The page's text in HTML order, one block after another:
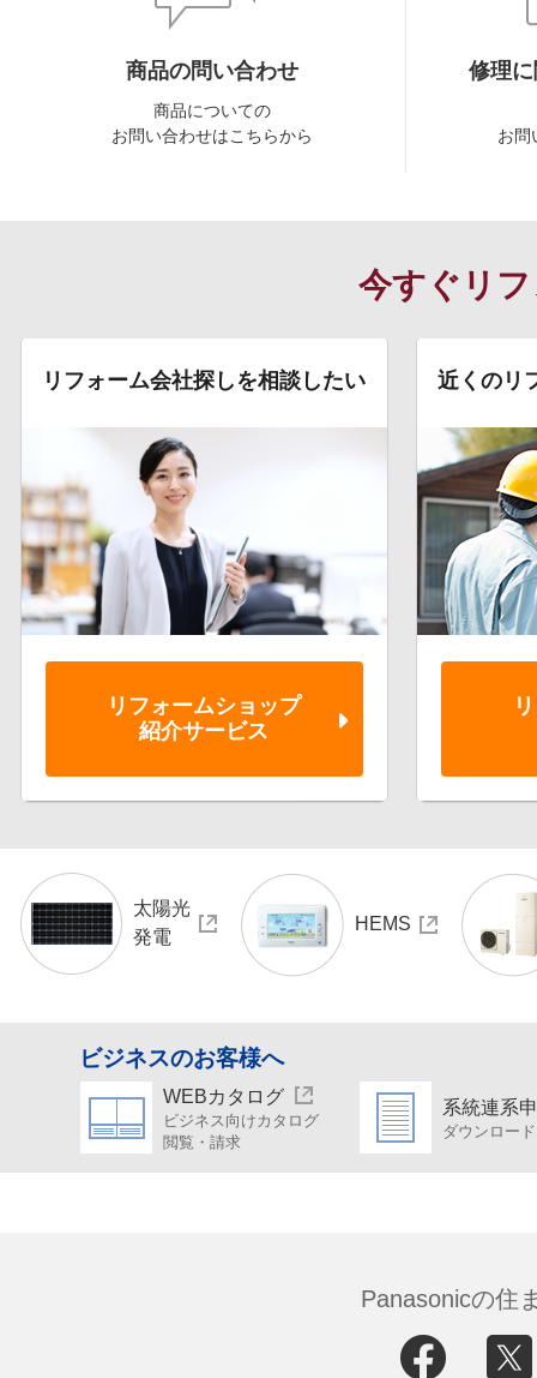
商品の問い合わせ
商品についての
お問い合わせはこちらから
修理
お問
今すぐリ
リフォーム会社探しを相談したい
リフォームショップ
紹介サービス
近くのリ
太陽光
発電
HEMS
ビジネスのお客様へ
WEBカタログ
ビジネス向けカタログ
閲覧・請求
系統連系
ダウンロード
Panasonicの住